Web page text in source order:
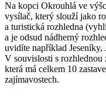
Na kopci Okrouhlá ve
vysílač, který slouží jako
a turistická rozhledna
a je odsud nádherný
uvidíte například
V souvislosti s rozhlednou
která má celkem 10
zajímavostech.